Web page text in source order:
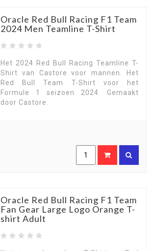
Oracle Red Bull Racing F1 Team
2024 Men Teamline T-Shirt
Het 2024 Red Bull Racing Teamline T-
Shirt van Castore voor mannen. Het
Red Bull Team T-Shirt voor het
Formule 1 seizoen 2024. Gemaakt
door Castore.
Oracle Red Bull Racing F1 Team
Fan Gear Large Logo Orange T-
shirt Adult